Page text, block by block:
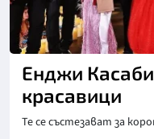
Енджи
красавици
Те се състезават за